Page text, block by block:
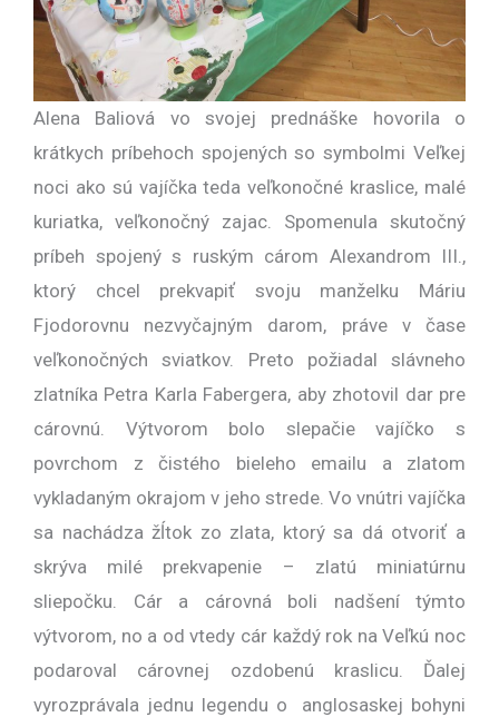
Alena Baliová vo svojej prednáške hovorila o
krátkych príbehoch spojených so symbolmi Veľkej
noci ako sú vajíčka teda veľkonočné kraslice, malé
kuriatka, veľkonočný zajac. Spomenula skutočný
príbeh spojený s ruským cárom Alexandrom III.,
ktorý chcel prekvapiť svoju manželku Máriu
Fjodorovnu nezvyčajným darom, práve v čase
veľkonočných sviatkov. Preto požiadal slávneho
zlatníka Petra Karla Fabergera, aby zhotovil dar pre
cárovnú. Výtvorom bolo slepačie vajíčko s
povrchom z čistého bieleho emailu a zlatom
vykladaným okrajom v jeho strede. Vo vnútri vajíčka
sa nachádza žĺtok zo zlata, ktorý sa dá otvoriť a
skrýva milé prekvapenie – zlatú miniatúrnu
sliepočku. Cár a cárovná boli nadšení týmto
výtvorom, no a od vtedy cár každý rok na Veľkú noc
podaroval cárovnej ozdobenú kraslicu. Ďalej
vyrozprávala jednu legendu o anglosaskej bohyni